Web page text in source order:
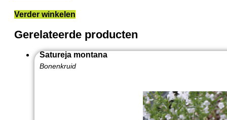
Verder winkelen
Gerelateerde producten
Satureja montana
Bonenkruid